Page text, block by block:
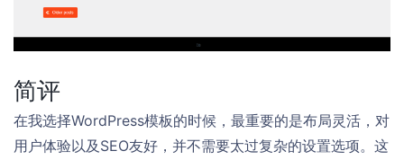
简评
在我选择WordPress模板的时候，最重要的是布局灵活，对
用户体验以及SEO友好，并不需要太过复杂的设置选项。这